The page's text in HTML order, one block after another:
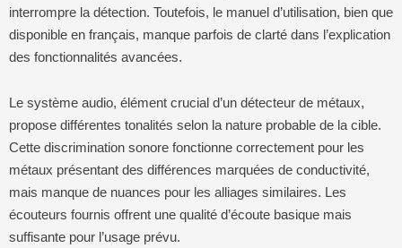
interrompre la détection. Toutefois, le manuel d’utilisation, bien que
disponible en français, manque parfois de clarté dans l’explication
des fonctionnalités avancées.
Le système audio, élément crucial d’un détecteur de métaux,
propose différentes tonalités selon la nature probable de la cible.
Cette discrimination sonore fonctionne correctement pour les
métaux présentant des différences marquées de conductivité,
mais manque de nuances pour les alliages similaires. Les
écouteurs fournis offrent une qualité d’écoute basique mais
suffisante pour l’usage prévu.